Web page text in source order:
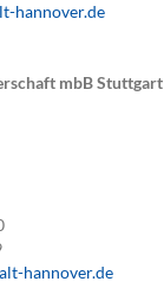
hannover.de
mbB Stuttgart
hannover.de